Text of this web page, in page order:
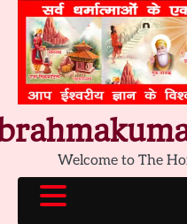
content
Welcome to The